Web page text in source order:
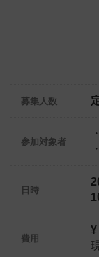
募集人数
参加対象者
日時
費用
¥